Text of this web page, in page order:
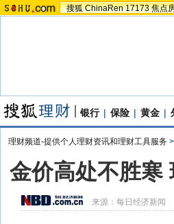
搜狐 ChinaRen 17173 焦点
银行 | 保险 | 黄金 |
理财频道-提供个人理财资讯和理财工具服务 >
金价高处不胜寒
来源：每日经济新闻